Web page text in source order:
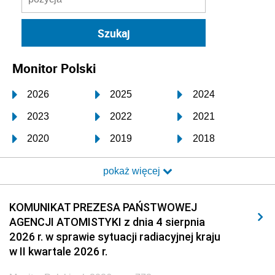
Monitor Polski
2026 2025 2024
2023 2022 2021
2020 2019 2018
2017 2016 2015
2014 2013 2012
2011 2010 2009
2008 2007 2006
2005
pokaż więcej
KOMUNIKAT PREZESA PAŃSTWOWEJ
AGENCJI ATOMISTYKI z dnia 4 sierpnia
2026 r. w sprawie sytuacji radiacyjnej kraju
w II kwartale 2026 r.